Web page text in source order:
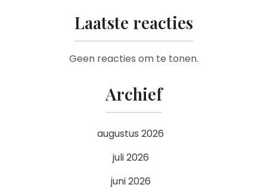
Laatste reacties
Geen reacties om te tonen.
Archief
augustus 2026
juli 2026
juni 2026